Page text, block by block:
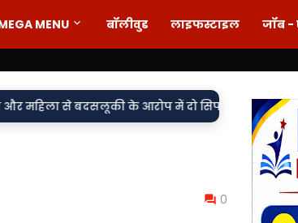
MENU बॉलीवुड लाइफस्टाइल जॉब
के आरोप में दो सिपाही निलंबित, मुकदमा दर्ज,• 85
0